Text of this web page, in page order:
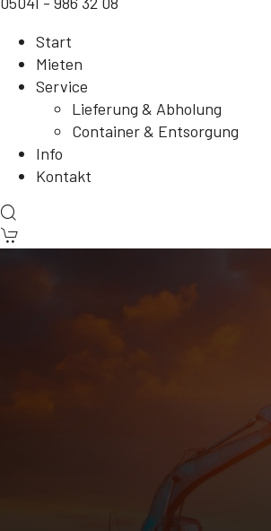
Start
Mieten
Service
Lieferung & Abholung
Container & Entsorgung
Info
Kontakt